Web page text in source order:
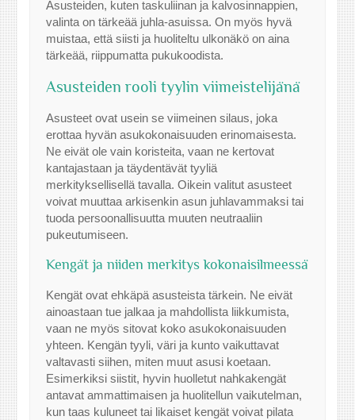
Asusteiden, kuten taskuliinan ja kalvosinnappien,
valinta on tärkeää juhla-asuissa. On myös hyvä
muistaa, että siisti ja huoliteltu ulkonäkö on aina
tärkeää, riippumatta pukukoodista.
Asusteiden rooli tyylin viimeistelijänä
Asusteet ovat usein se viimeinen silaus, joka
erottaa hyvän asukokonaisuuden erinomaisesta.
Ne eivät ole vain koristeita, vaan ne kertovat
kantajastaan ja täydentävät tyyliä
merkityksellisellä tavalla. Oikein valitut asusteet
voivat muuttaa arkisenkin asun juhlavammaksi tai
tuoda persoonallisuutta muuten neutraaliin
pukeutumiseen.
Kengät ja niiden merkitys kokonaisilmeessä
Kengät ovat ehkäpä asusteista tärkein. Ne eivät
ainoastaan tue jalkaa ja mahdollista liikkumista,
vaan ne myös sitovat koko asukokonaisuuden
yhteen. Kengän tyyli, väri ja kunto vaikuttavat
valtavasti siihen, miten muut asusi koetaan.
Esimerkiksi siistit, hyvin huolletut nahkakengät
antavat ammattimaisen ja huolitellun vaikutelman,
kun taas kuluneet tai likaiset kengät voivat pilata